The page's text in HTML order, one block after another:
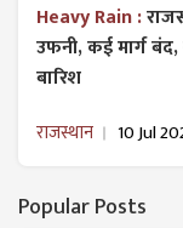
Heavy Rain :
उफनी, कई मार्ग
बारिश
राजस्थान 10 Jul
Popular Posts